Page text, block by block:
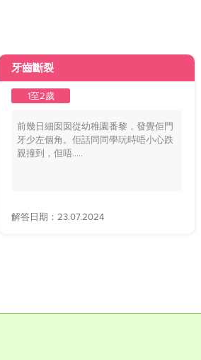
牙齒斷裂
1至2歲
前幾日細囡囡從幼稚園番黎，發覺佢門
牙少左個角。佢話同同學玩時唔小心跌
親撞到，但唔.....
解答日期：23.07.2024